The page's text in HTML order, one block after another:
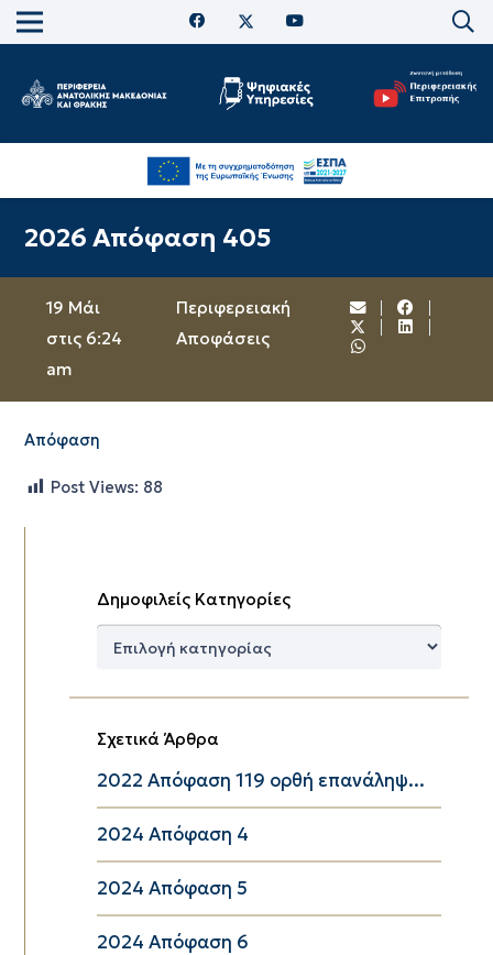
2026 Απόφαση 405
19 Μάι
στις 6:24
am
Περιφερειακή
Αποφάσεις
Απόφαση
Post Views: 88
Δημοφιλείς Κατηγορίες
Δημοφιλείς
Σχετικά Άρθρα
2022 Απόφαση 119 ορθή επανάληψ...
2024 Απόφαση 4
2024 Απόφαση 5
2024 Απόφαση 6